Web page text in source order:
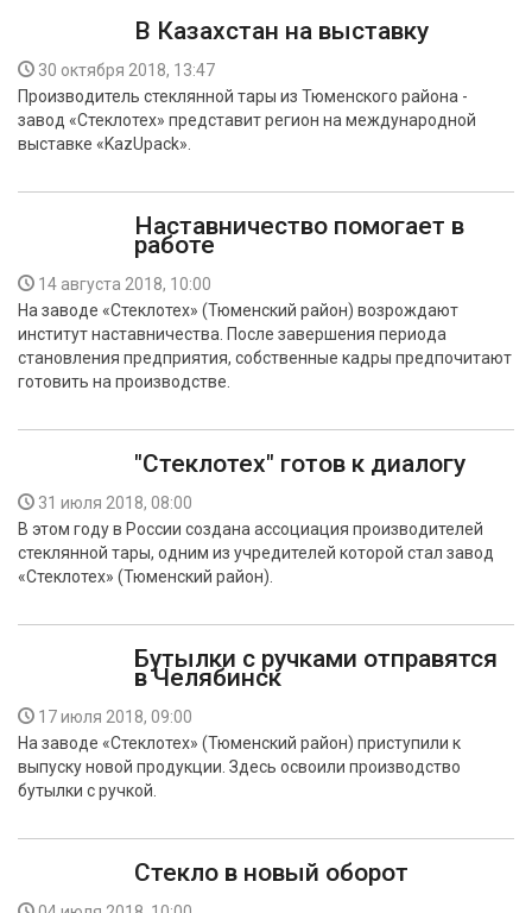
В Казахстан на выставку
30 октября 2018, 13:47
Производитель стеклянной тары из Тюменского района -
завод «Стеклотех» представит регион на международной
выставке «KazUpack».
Наставничество помогает в
работе
14 августа 2018, 10:00
На заводе «Стеклотех» (Тюменский район) возрождают
институт наставничества. После завершения периода
становления предприятия, собственные кадры предпочитают
готовить на производстве.
"Стеклотех" готов к диалогу
31 июля 2018, 08:00
В этом году в России создана ассоциация производителей
стеклянной тары, одним из учредителей которой стал завод
«Стеклотех» (Тюменский район).
Бутылки с ручками отправятся
в Челябинск
17 июля 2018, 09:00
На заводе «Стеклотех» (Тюменский район) приступили к
выпуску новой продукции. Здесь освоили производство
бутылки с ручкой.
Стекло в новый оборот